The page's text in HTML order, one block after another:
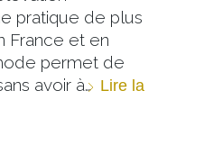
pratique de plus
France et en
permet de
avoir à… Lire la